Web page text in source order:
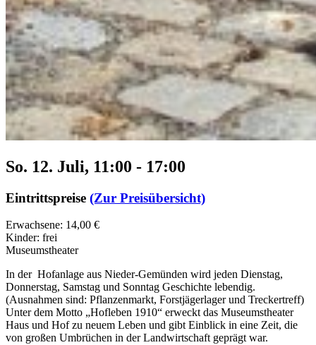
So. 12. Juli, 11:00 - 17:00
Eintrittspreise (Zur Preisübersicht)
Erwachsene: 14,00 €
Kinder: frei
Museumstheater
In der Hofanlage aus Nieder-Gemünden wird jeden Dienstag,
Donnerstag, Samstag und Sonntag Geschichte lebendig.
(Ausnahmen sind: Pflanzenmarkt, Forstjägerlager und Treckertreff)
Unter dem Motto „Hofleben 1910“ erweckt das Museumstheater
Haus und Hof zu neuem Leben und gibt Einblick in eine Zeit, die
von großen Umbrüchen in der Landwirtschaft geprägt war.